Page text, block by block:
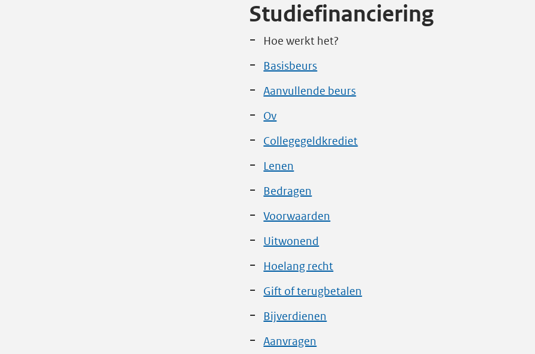
Studiefinanciering
Hoe werkt het?
Basisbeurs
Aanvullende beurs
Ov
Collegegeldkrediet
Lenen
Bedragen
Voorwaarden
Uitwonend
Hoelang recht
Gift of terugbetalen
Bijverdienen
Aanvragen